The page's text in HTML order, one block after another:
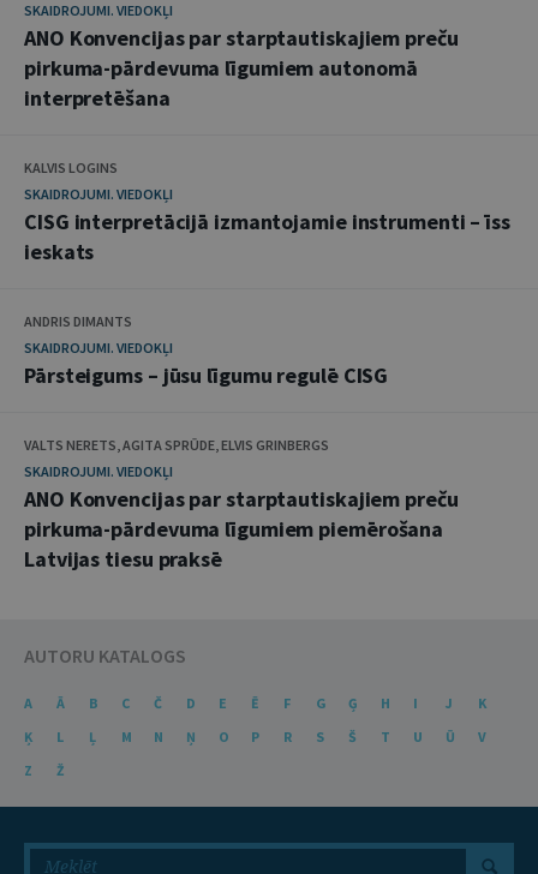
SKAIDROJUMI. VIEDOKĻI
ANO Konvencijas par starptautiskajiem preču
pirkuma-pārdevuma līgumiem autonomā
interpretēšana
KALVIS LOGINS
SKAIDROJUMI. VIEDOKĻI
CISG interpretācijā izmantojamie instrumenti – īss
ieskats
ANDRIS DIMANTS
SKAIDROJUMI. VIEDOKĻI
Pārsteigums – jūsu līgumu regulē CISG
VALTS NERETS, AGITA SPRŪDE, ELVIS GRINBERGS
SKAIDROJUMI. VIEDOKĻI
ANO Konvencijas par starptautiskajiem preču
pirkuma-pārdevuma līgumiem piemērošana
Latvijas tiesu praksē
AUTORU KATALOGS
A Ā B C Č D E Ē F G Ģ H I J
K
Ķ
L Ļ M N Ņ O P R S Š T U Ū
V
Z
Ž